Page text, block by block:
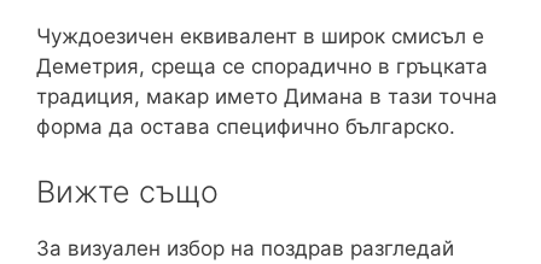
Чуждоезичен еквивалент в широк смисъл е
Деметрия, среща се спорадично в гръцката
традиция, макар името Димана в тази точна
форма да остава специфично българско.
Вижте също
За визуален избор на поздрав разгледай